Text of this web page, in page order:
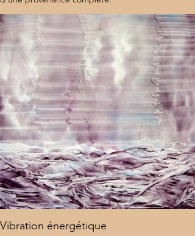
7 000 $
Vibration énergétique